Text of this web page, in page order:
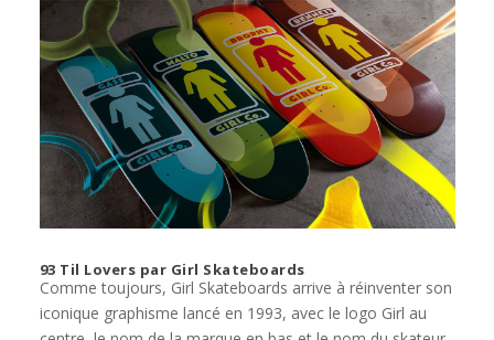
93 Til Lovers par Girl Skateboards
Comme toujours, Girl Skateboards arrive à réinventer son
iconique graphisme lancé en 1993, avec le logo Girl au